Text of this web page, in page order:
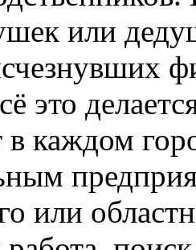
или
это
каждом
или